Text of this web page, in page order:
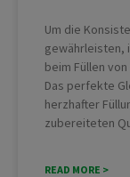
Um die
gewährleisten,
beim Füllen
Das perfekte
herzhafter
zubereiteten
READ MORE >